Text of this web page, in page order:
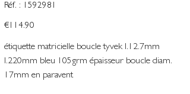
Réf. :
SKU
1592981
1592981
Price
€114.90
étiquette matricielle boucle tyvek l.12.7mm
l.220mm bleu 105grm épaisseur boucle diam.
17mm en paravent